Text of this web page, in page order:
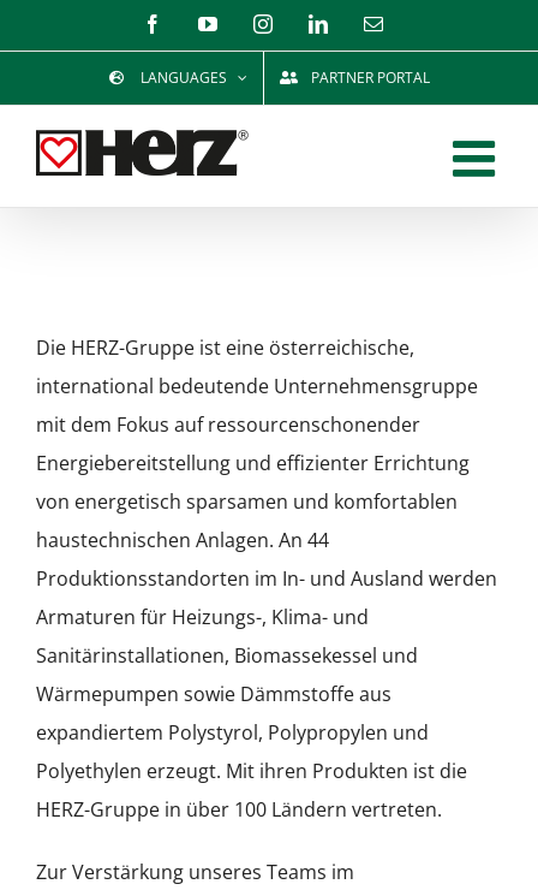
Inhalt
FacebookYouTubeInstagramLinkedInE-
LANGUAGES PARTNER PORTAL
Die HERZ-Gruppe ist eine österreichische,
international bedeutende Unternehmensgruppe
mit dem Fokus auf ressourcenschonender
Energiebereitstellung und effizienter Errichtung
von energetisch sparsamen und komfortablen
haustechnischen Anlagen. An 44
Produktionsstandorten im In- und Ausland werden
Armaturen für Heizungs-, Klima- und
Sanitärinstallationen, Biomassekessel und
Wärmepumpen sowie Dämmstoffe aus
expandiertem Polystyrol, Polypropylen und
Polyethylen erzeugt. Mit ihren Produkten ist die
HERZ-Gruppe in über 100 Ländern vertreten.
Zur Verstärkung unseres Teams im